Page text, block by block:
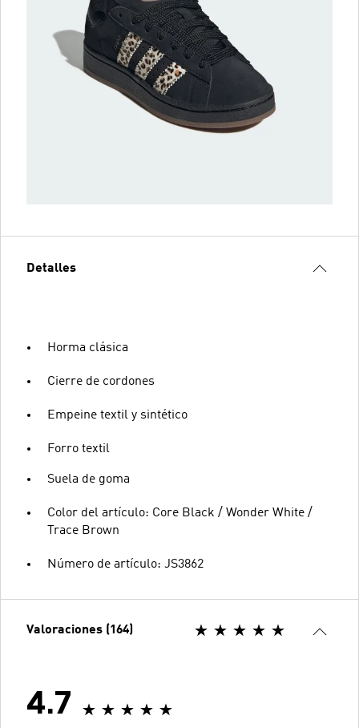
Detalles
Horma clásica
Cierre de cordones
Empeine textil y sintético
Forro textil
Suela de goma
Color del artículo: Core Black / Wonder White /
Trace Brown
Número de artículo: JS3862
Valoraciones (164)
4.7